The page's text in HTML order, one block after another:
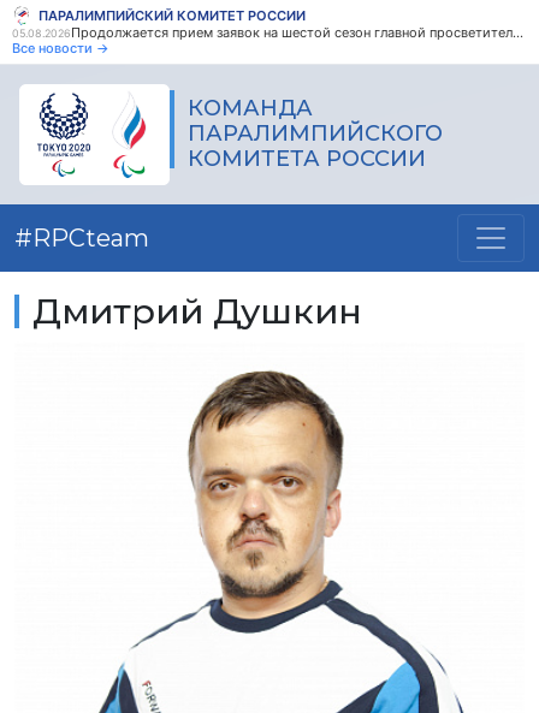
ПАРАЛИМПИЙСКИЙ КОМИТЕТ РОССИИ
05.08.2026
Продолжается прием заявок на шестой сезон главной просветительской награды страны - Знание.Премия
Все новости →
КОМАНДА
ПАРАЛИМПИЙСКОГО
КОМИТЕТА РОССИИ
#RPCteam
Дмитрий Душкин